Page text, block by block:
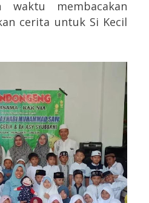
waktu membacakan
cerita untuk Si Kecil